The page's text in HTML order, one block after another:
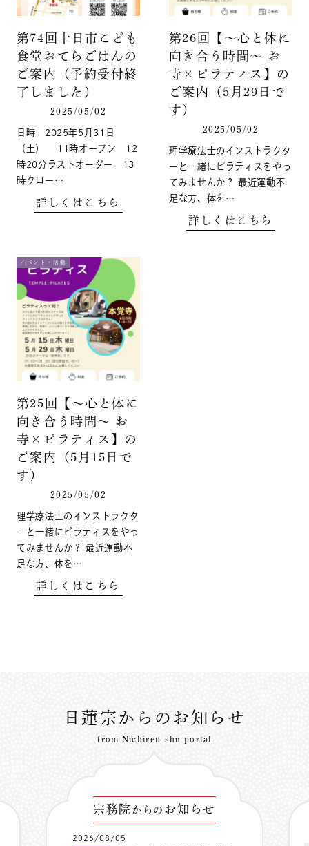
第74回十日市こども
食堂おてらごはんの
ご案内（予約受付終
了しました）
2025/05/02
日時 2025年5月31日
（土） 11時オープン 12
時20分ラストオーダー 13
時クロー…
詳しくはこちら
第26回【～心と体に
向き合う時間～ お
寺×ピラティス】の
ご案内（5月29日で
す）
2025/05/02
理学療法士のインストラクタ
ーと一緒にピラティスをやっ
てみませんか？ 最近運動不
足な方、体を…
詳しくはこちら
イベント・活動
第25回【～心と体に
向き合う時間～ お
寺×ピラティス】の
ご案内（5月15日で
す）
2025/05/02
理学療法士のインストラクタ
ーと一緒にピラティスをやっ
てみませんか？ 最近運動不
足な方、体を…
詳しくはこちら
日蓮宗からのお知らせ
from Nichiren-shu portal
宗務院 からの お知らせ
2026/08/05